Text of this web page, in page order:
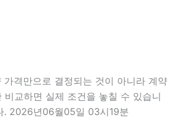
격만으로 결정되는 것이 아니라 계약
교하면 실제 조건을 놓칠 수 있습니
. 2026년06월05일 03시19분